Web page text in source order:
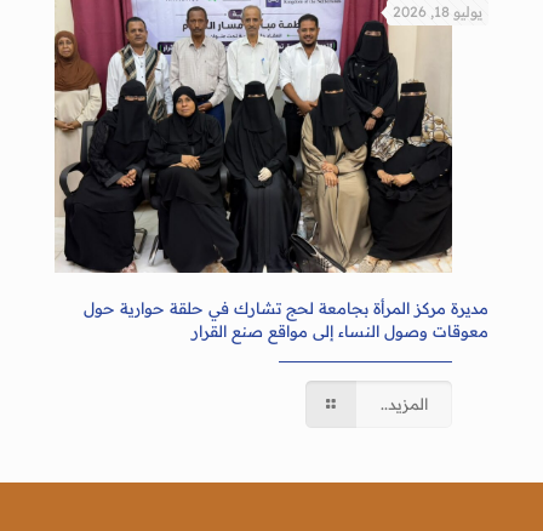
يوليو 18, 2026
مديرة مركز المرأة بجامعة لحج تشارك في حلقة حوارية حول
معوقات وصول النساء إلى مواقع صنع القرار
المزيد..